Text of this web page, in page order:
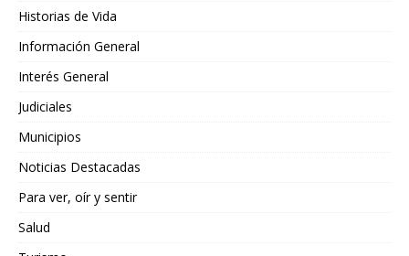
Historias de Vida
Información General
Interés General
Judiciales
Municipios
Noticias Destacadas
Para ver, oír y sentir
Salud